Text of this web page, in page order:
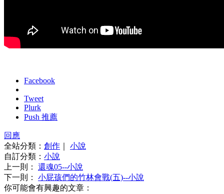
Facebook
Tweet
Plurk
Push 推薦
回應
全站分類： 創作
小說
自訂分類： 小說
上一則： 還魂05--小說
下一則： 小屁孩們的竹林會戰(五)--小說
你可能會有興趣的文章：